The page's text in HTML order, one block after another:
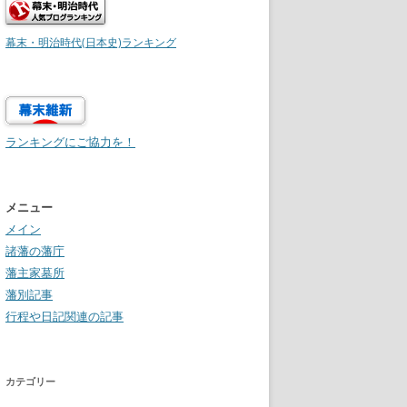
幕末・明治時代(日本史)ランキング
ランキングにご協力を！
メニュー
メイン
諸藩の藩庁
藩主家墓所
藩別記事
行程や日記関連の記事
カテゴリー